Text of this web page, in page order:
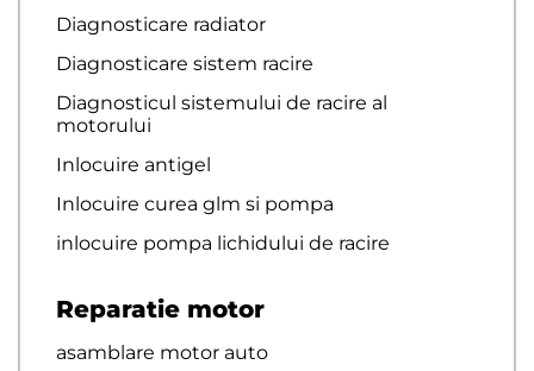
Diagnosticare radiator
Diagnosticare sistem racire
Diagnosticul sistemului de racire al
motorului
Inlocuire antigel
Inlocuire curea glm si pompa
inlocuire pompa lichidului de racire
Reparatie motor
asamblare motor auto